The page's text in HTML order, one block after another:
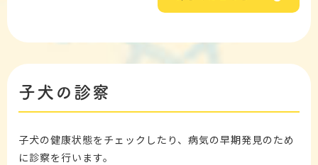
子犬の診察
子犬の健康状態をチェックしたり、病気の早期発見のため
に診察を行います。